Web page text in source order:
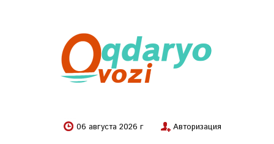
06 августа 2026 г Авторизация